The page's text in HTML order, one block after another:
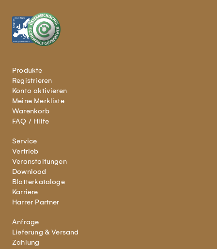
Produkte
Registrieren
Konto aktivieren
Meine Merkliste
Warenkorb
FAQ / Hilfe
Service
Vertrieb
Veranstaltungen
Download
Blätterkataloge
Karriere
Harrer Partner
Anfrage
Lieferung & Versand
Zahlung